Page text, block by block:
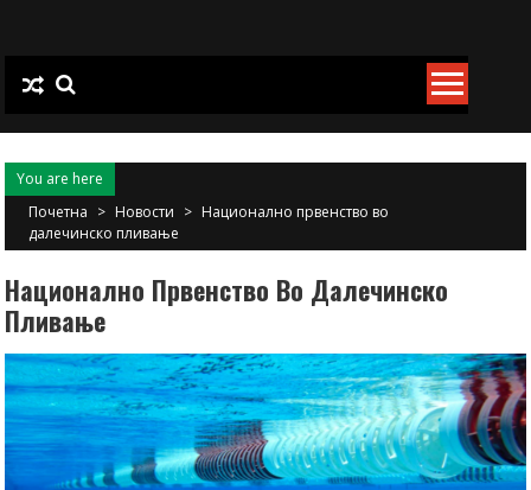
content
You are here
Почетна > Новости > Национално првенство во
далечинско пливање
Национално Првенство Во Далечинско
Пливање